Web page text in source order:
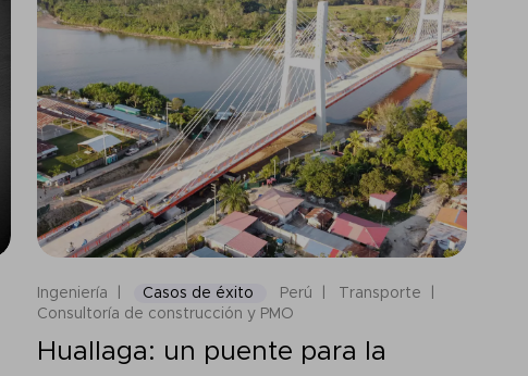
Ingeniería Casos de éxito Perú
Transporte
Consultoría de construcción y PMO
Huallaga: un puente para la